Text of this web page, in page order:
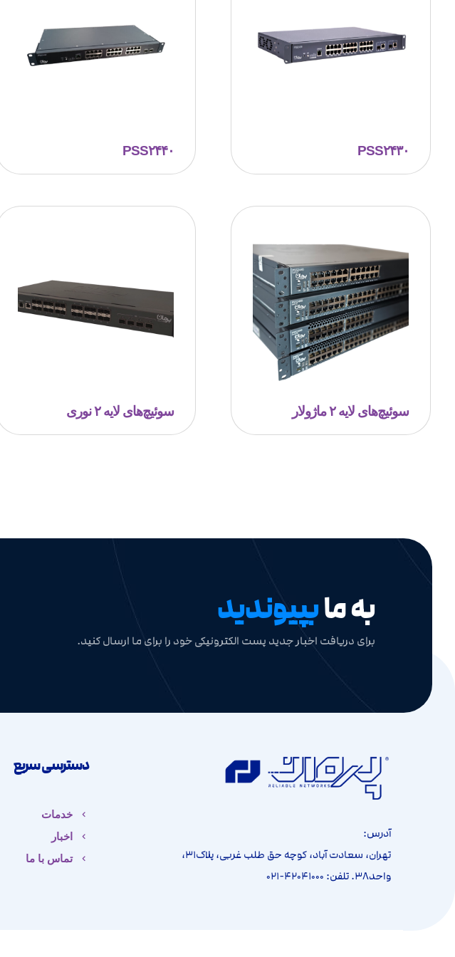
PSS۲۴۳۰ PSS۲۴۴۰
سوئیچ‎‌های لایه ۲ ماژولار سوئیچ‌های لایه ۲ نوری
به مابپیوندید
برای دریافت اخبار جدید پست الکترونیکی خود را برای ما ارسال کنید.
آدرس:
تهران، سعادت آباد، کوچه حق طلب غربی، پلاک۳۱،
واحد۳۸. تلفن: ۴۲۰۴۱۰۰۰-۰۲۱
دسترسی سریع
خدمات
اخبار
تماس با ما